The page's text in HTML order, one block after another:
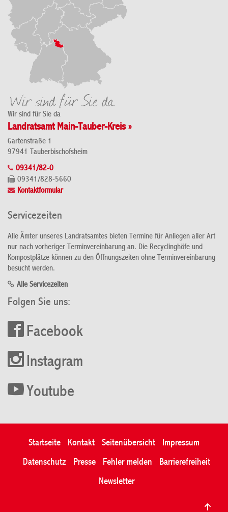
Wir sind für Sie da
Landratsamt Main-Tauber-Kreis »
Gartenstraße 1
97941 Tauberbischofsheim
09341/82-0
09341/828-5660
Kontaktformular
Servicezeiten
Alle Ämter unseres Landratsamtes bieten Termine für Anliegen aller Art
nur nach vorheriger Terminvereinbarung an. Die Recyclinghöfe und
Kompostplätze können zu den Öffnungszeiten ohne Terminvereinbarung
besucht werden.
Alle Servicezeiten
Folgen Sie uns:
Facebook
Instagram
Youtube
Startseite Kontakt Seitenübersicht
Impressum
Datenschutz
Presse Fehler melden
Barrierefreiheit
Newsletter